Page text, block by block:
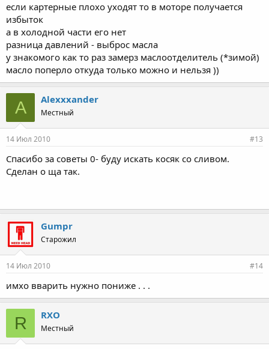
если картерные плохо уходят то в моторе получается
избыток
а в холодной части его нет
разница давлений - выброс масла
у знакомого как то раз замерз маслоотделитель (*зимой)
масло поперло откуда только можно и нельзя ))
A Alexxxander
Местный
14 Июл 2010 #13
Спасибо за советы 0- буду искать косяк со сливом.
Сделан о ща так.
Gumpr
Старожил
14 Июл 2010 #14
имхо вварить нужно пониже . . .
R RXO
Местный